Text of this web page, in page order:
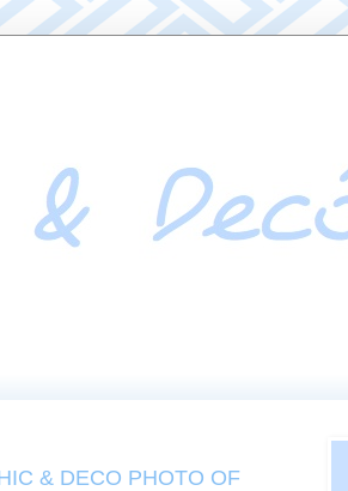
& DECO PHOTO OF